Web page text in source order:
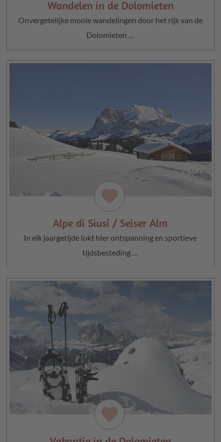
Wandelen in de Dolomieten
Onvergetelijke mooie wandelingen door het rijk van de
Dolomieten …
favorite
Alpe di Siusi / Seiser Alm
In elk jaargetijde lokt hier ontspanning en sportieve
tijdsbesteding …
favorite